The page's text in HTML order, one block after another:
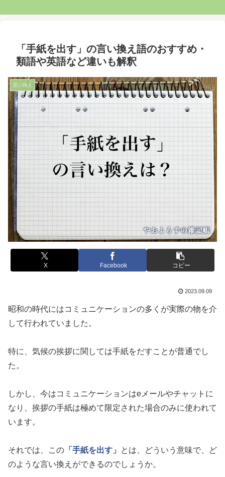
「手紙を出す」の言い換え語のおすすめ・
類語や英語など違いも解釈
言い換え
X Facebook コピー
2023.09.09
昭和の時代にはコミュニケーションの多くが実際の物を介
して行われていました。
特に、気候の挨拶に関しては手紙をだすことが普通でし
た。
しかし、今はコミュニケーションはeメールやチャットに
なり、挨拶の手紙は極めて限定された場合のみに使われて
います。
それでは、この 「手紙を出す」
とは、どういう意味で、ど
のような言い換えができるのでしょうか。